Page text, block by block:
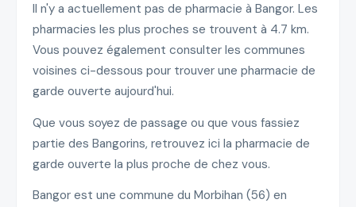
Il n'y a actuellement pas de pharmacie à Bangor. Les
pharmacies les plus proches se trouvent à 4.7 km.
Vous pouvez également consulter les communes
voisines ci-dessous pour trouver une pharmacie de
garde ouverte aujourd'hui.
Que vous soyez de passage ou que vous fassiez
partie des Bangorins, retrouvez ici la pharmacie de
garde ouverte la plus proche de chez vous.
Bangor est une commune du Morbihan (56) en